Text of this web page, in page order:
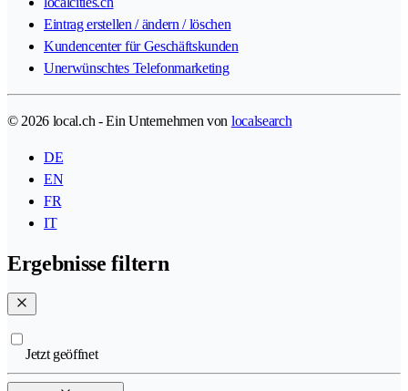
Eintrag erstellen / ändern / löschen
Kundencenter für Geschäftskunden
Unerwünschtes Telefonmarketing
© 2026 local.ch - Ein Unternehmen von localsearch
DE
EN
FR
IT
Ergebnisse filtern
Jetzt geöffnet